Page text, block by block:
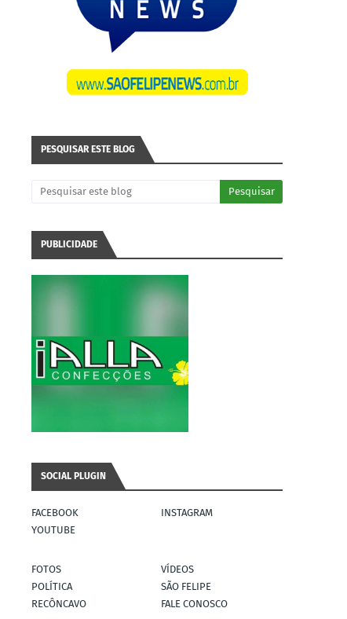
PESQUISAR ESTE BLOG
PUBLICIDADE
SOCIAL PLUGIN
FACEBOOK
INSTAGRAM
YOUTUBE
FOTOS
VÍDEOS
POLÍTICA
SÃO FELIPE
RECÔNCAVO
FALE CONOSCO